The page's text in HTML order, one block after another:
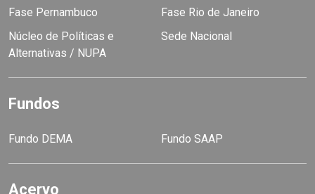
Fase Pernambuco
Fase Rio de Janeiro
Núcleo de Políticas e
Alternativas / NUPA
Sede Nacional
Fundos
Fundo DEMA Fundo SAAP
Acervo